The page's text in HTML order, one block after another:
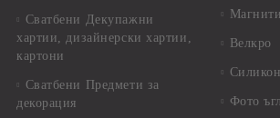
Сватбени Декупажни
хартии, дизайнерски хартии,
картони
Сватбени Предмети за
декорация
Магнити
Велкро
Силикон
Фото